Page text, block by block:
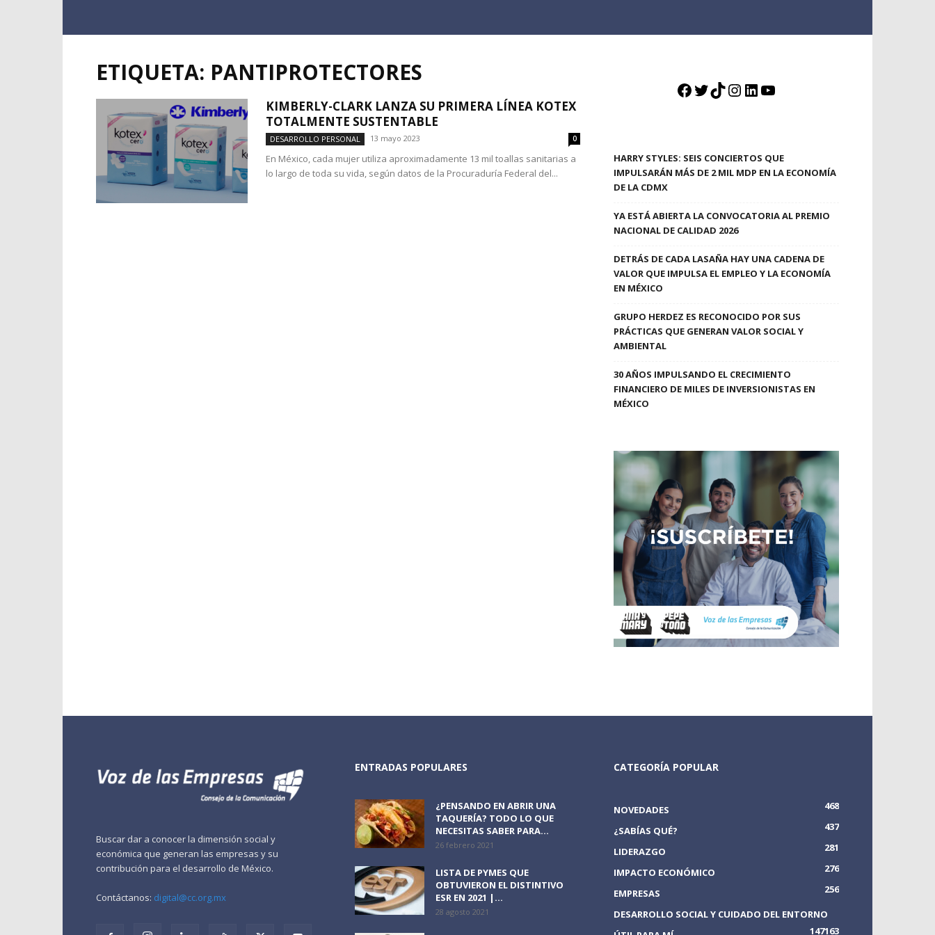
ETIQUETA: PANTIPROTECTORES
KIMBERLY-CLARK LANZA SU PRIMERA LÍNEA KOTEX
TOTALMENTE SUSTENTABLE
DESARROLLO PERSONAL 13 mayo 2023 0
En México, cada mujer utiliza aproximadamente 13 mil toallas sanitarias a
lo largo de toda su vida, según datos de la Procuraduría Federal del...
Facebook
Twitter
TikTok
Instagram
LinkedIn
YouTube
HARRY STYLES: SEIS CONCIERTOS QUE
IMPULSARÁN MÁS DE 2 MIL MDP EN LA ECONOMÍA
DE LA CDMX
YA ESTÁ ABIERTA LA CONVOCATORIA AL PREMIO
NACIONAL DE CALIDAD 2026
DETRÁS DE CADA LASAÑA HAY UNA CADENA DE
VALOR QUE IMPULSA EL EMPLEO Y LA ECONOMÍA
EN MÉXICO
GRUPO HERDEZ ES RECONOCIDO POR SUS
PRÁCTICAS QUE GENERAN VALOR SOCIAL Y
AMBIENTAL
30 AÑOS IMPULSANDO EL CRECIMIENTO
FINANCIERO DE MILES DE INVERSIONISTAS EN
MÉXICO
Buscar dar a conocer la dimensión social y
económica que generan las empresas y su
contribución para el desarrollo de México.
Contáctanos: digital@cc.org.mx
ENTRADAS POPULARES
¿PENSANDO EN ABRIR UNA
TAQUERÍA? TODO LO QUE
NECESITAS SABER PARA...
26 febrero 2021
LISTA DE PYMES QUE
OBTUVIERON EL DISTINTIVO
ESR EN 2021 |...
28 agosto 2021
CATEGORÍA POPULAR
NOVEDADES
468
¿SABÍAS QUÉ?
437
LIDERAZGO
281
IMPACTO ECONÓMICO
276
EMPRESAS
256
DESARROLLO SOCIAL Y CUIDADO DEL ENTORNO
163
147